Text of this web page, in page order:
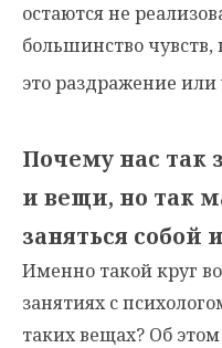
остаются не
большинство
это раздражение или
Почему нас так
и вещи, но так
заняться собой
Именно такой круг
занятиях с
таких вещах? Об